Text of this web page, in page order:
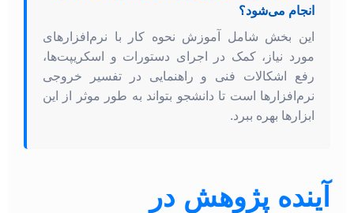
انجام می‌شود؟
این بخش شامل آموزش نحوه کار با نرم‌افزارهای
مورد نیاز، کمک در اجرای دستورات و اسکریپت‌ها،
رفع اشکالات فنی و راهنمایی در تفسیر خروجی
نرم‌افزارها است تا دانشجو بتواند به طور موثر از این
ابزارها بهره ببرد.
آینده پژوهش در